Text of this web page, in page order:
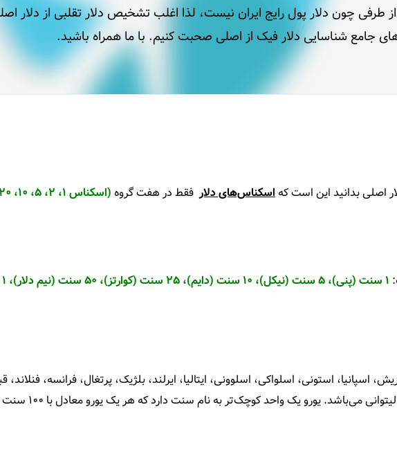
طرفی چون دلار پول رایج ایران نیست، لذا اغلب تشخیص دلار تقلبی از دلار
جامع شناسایی دلار فیک از اصلی صحبت کنیم. با ما همراه باشید.
اصلی بدانید این است که اسکناس‌های دلار فقط در هفت گروه
اسپانیا، استونی، اسلواکی، اسلوونی، ایتالیا، ایرلند، بلژیک، پرتغال، فرانسه، فنلاند،
می‌باشد. یورو یک واحد کوچک‌تر به نام سنت دارد که هر یک یورو معادل با ۱۰۰ سنت است.